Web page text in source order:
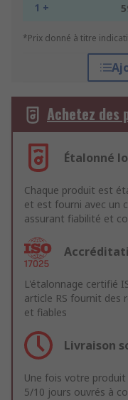
1 +
*Prix donné à titre
Achetez des
Étalonné
Chaque produit est
et est fourni avec un
assurant fiabilité et
L'étalonnage certifié
article RS fournit des
et fiables
Livraison
Une fois votre
5/10 jours ouvrés à